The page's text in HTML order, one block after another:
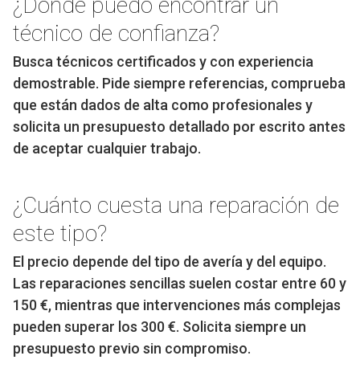
técnico de confianza?
Busca técnicos certificados y con experiencia
demostrable. Pide siempre referencias, comprueba
que están dados de alta como profesionales y
solicita un presupuesto detallado por escrito antes
de aceptar cualquier trabajo.
¿Cuánto cuesta una reparación de
este tipo?
El precio depende del tipo de avería y del equipo.
Las reparaciones sencillas suelen costar entre 60 y
150 €, mientras que intervenciones más complejas
pueden superar los 300 €. Solicita siempre un
presupuesto previo sin compromiso.